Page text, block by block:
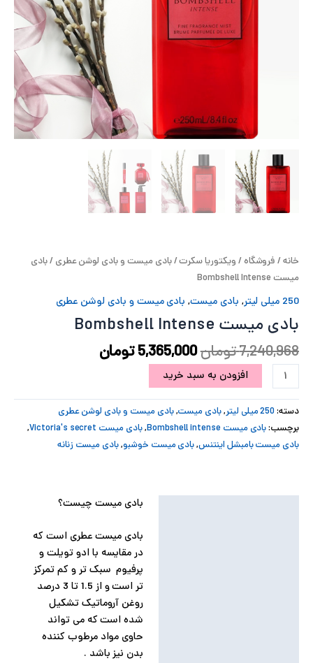
خانه/فروشگاه/ویکتوریا سکرت/بادی میست و بادی لوشن عطری/ بادی
میست Bombshell Intense
250 میلی لیتر , بادی میست, بادی میست و بادی لوشن عطری
بادی میست Bombshell Intense
7,240,968تومان5,365,000تومان
افزودن به سبد خرید
دسته:250 میلی لیتر ,بادی میست,بادی میست و بادی لوشن عطری
برچسب:بادی میست Bombshell intense ,بادی میست Victoria's secret
,
بادی میست بامبشل اینتنس,بادی میست خوشبو,بادی میست زنانه
بادی میست چیست؟
بادی میست عطری است که
در مقایسه با ادو تویلت و
پرفیوم سبک تر و کم تمرکز
تر است و از 1.5 تا 3 درصد
روغن آروماتیک تشکیل
شده است که می تواند
حاوی مواد مرطوب کننده
بدن نیز باشد .